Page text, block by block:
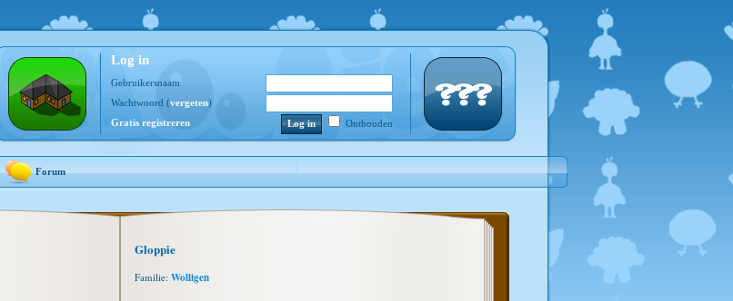
Log in
Gebruikersnaam
Wachtwoord (vergeten)
Gratis registreren
Onthouden
Forum
Gloppie
Familie: Wolligen